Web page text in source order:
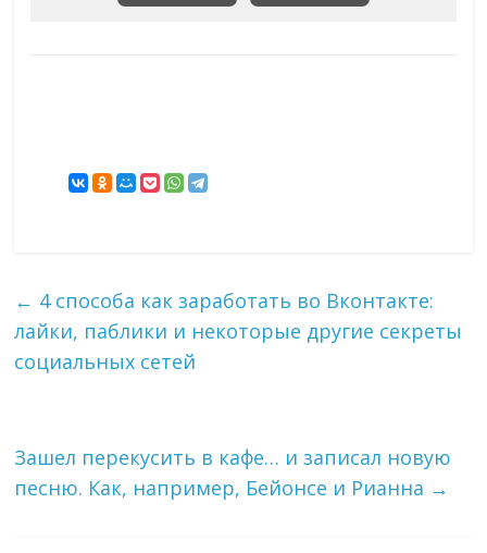
← 4 способа как заработать во Вконтакте:
лайки, паблики и некоторые другие секреты
социальных сетей
Зашел перекусить в кафе… и записал новую
песню. Как, например, Бейонсе и Рианна →